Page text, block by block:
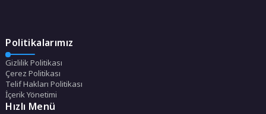
Politikalarımız
Gizlilik Politikası
Çerez Politikası
Telif Hakları Politikası
İçerik Yönetimi
Hızlı Menü